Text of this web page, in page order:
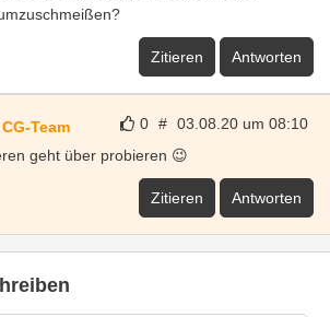
Zitieren Antworten
0 # 03.08.20 um 08:10
CG-Team
geht über probieren 😉
Zitieren Antworten